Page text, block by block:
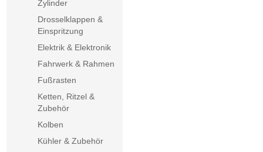
Zylinder
Drosselklappen &
Einspritzung
Elektrik & Elektronik
Fahrwerk & Rahmen
Fußrasten
Ketten, Ritzel &
Zubehör
Kolben
Kühler & Zubehör